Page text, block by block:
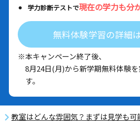
学力診断テストで現在の学力も分
無料体験学習の詳細
※本キャンペーン終了後、
8月24日(月)から新学期無料体験
す。
教室はどんな雰囲気？まずは見学も可